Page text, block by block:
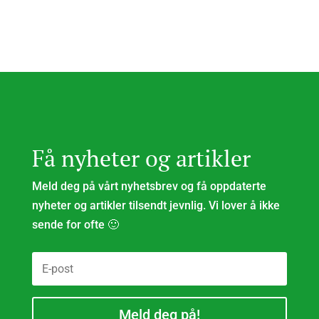
Få nyheter og artikler
Meld deg på vårt nyhetsbrev og få oppdaterte
nyheter og artikler tilsendt jevnlig. Vi lover å ikke
sende for ofte 🙂
Meld deg på!